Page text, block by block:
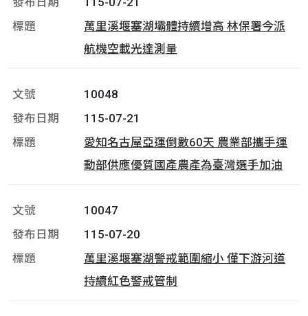
萬里溪堰塞湖壩體持續增高 林保署今派
航機空載光達測量
10048
115-07-21
愛知名古屋亞運倒數60天 農業部攜手運
動部供應優質國產農產為臺灣選手加油
10047
115-07-20
萬里溪堰塞湖警戒範圍縮小 僅下游河道
持續紅色警戒管制